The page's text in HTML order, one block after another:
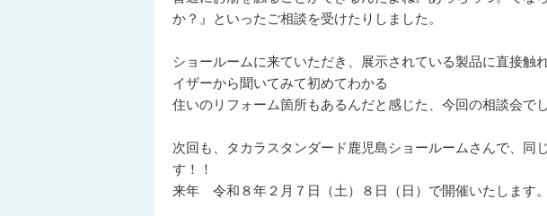
か？』といったご相談を受けたりしました。
ショールームに来ていただき、展示されている製品に直接触
イザーから聞いてみて初めてわかる
住いのリフォーム箇所もあるんだと感じた、今回の相談会で
次回も、タカラスタンダード鹿児島ショールームさんで、同
す！！
来年 令和８年２月７日（土）８日（日）で開催いたします。